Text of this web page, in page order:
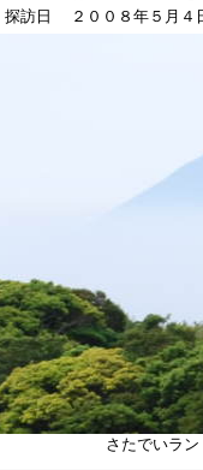
探訪日 ２００８年５月４
さたでいラ